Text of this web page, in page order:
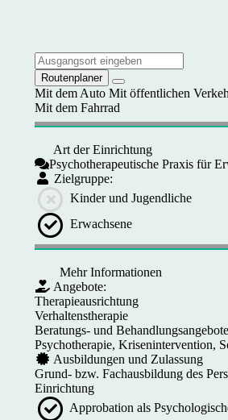
Routenplaner
Mit dem Auto Mit öffentlichen
Mit dem Fahrrad
Art der Einrichtung
Psychotherapeutische Praxis für
Zielgruppe:
Kinder und Jugendliche
Erwachsene
Mehr Informationen
Angebote:
Therapieausrichtung
Verhaltenstherapie
Beratungs- und Behandlungsangebote
Psychotherapie, Krisenintervention,
Ausbildungen und Zulassung
Grund- bzw. Fachausbildung des
Einrichtung
Approbation als